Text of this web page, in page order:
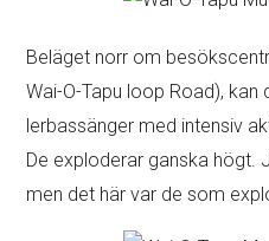
Beläget norr om
Wai-O-Tapu loop Road), kan
lerbassänger med intensiv
De exploderar ganska högt.
men det här var de som